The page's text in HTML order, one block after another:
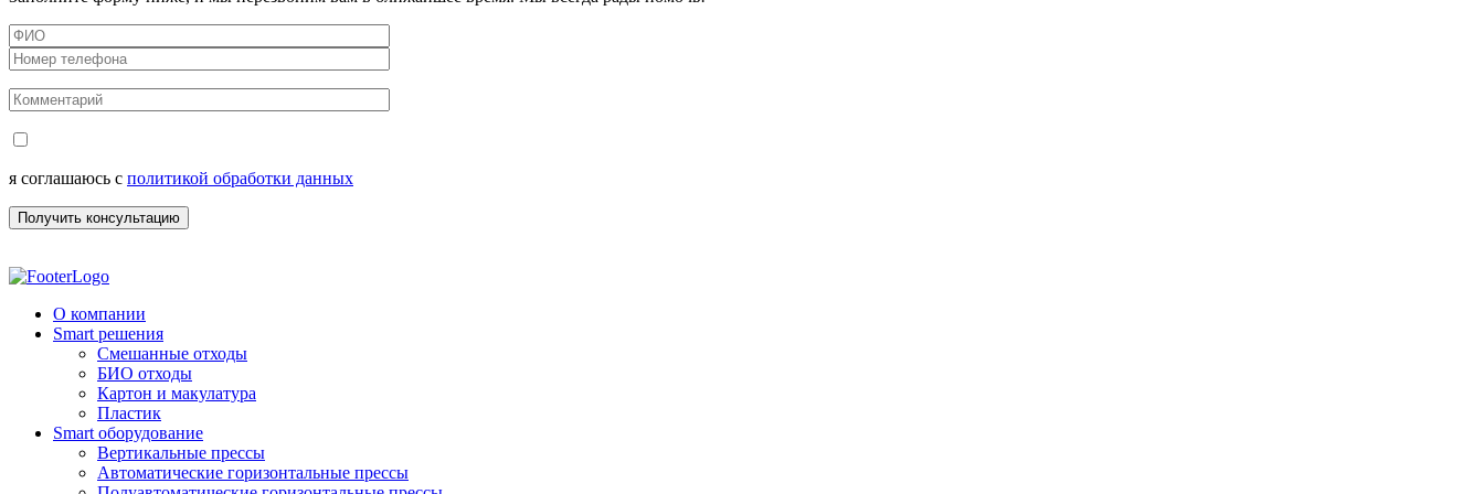
я соглашаюсь с политикой обработки данных
О компании
Smart решения
Смешанные отходы
БИО отходы
Картон и макулатура
Пластик
Smart оборудование
Вертикальные прессы
Автоматические горизонтальные прессы